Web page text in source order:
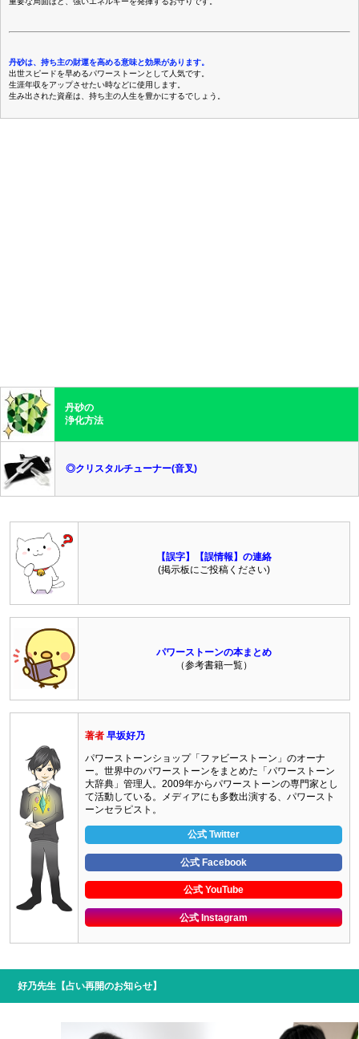
丹砂は、持ち主の財運を高める意味と効果があります。
出世スピードを早めるパワーストーンとして人気です。
生涯年収をアップさせたい時などに使用します。
生み出された資産は、持ち主の人生を豊かにするでしょう。
丹砂の
浄化方法
◎クリスタルチューナー(音叉)
【誤字】【誤情報】の連絡
(掲示板にご投稿ください)
パワーストーンの本まとめ
（参考書籍一覧）
著者 早坂好乃
パワーストーンショップ「ファビーストーン」のオーナ
ー。世界中のパワーストーンをまとめた「パワーストーン
大辞典」管理人。2009年からパワーストーンの専門家とし
て活動している。メディアにも多数出演する、パワースト
ーンセラピスト。
公式 Twitter
公式 Facebook
公式 YouTube
公式 Instagram
好乃先生【占い再開のお知らせ】